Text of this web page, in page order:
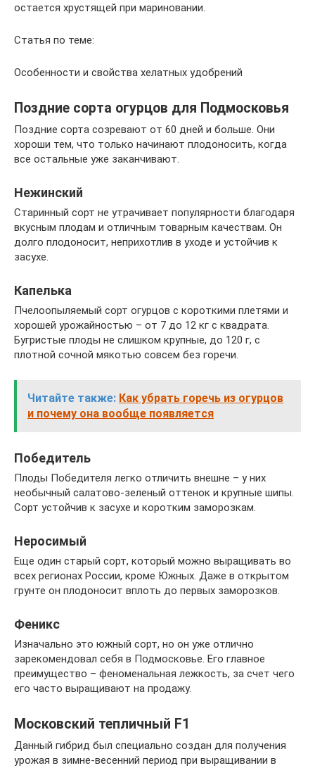
остается хрустящей при мариновании.
Статья по теме:
Особенности и свойства хелатных удобрений
Поздние сорта огурцов для Подмосковья
Поздние сорта созревают от 60 дней и больше. Они
хороши тем, что только начинают плодоносить, когда
все остальные уже заканчивают.
Нежинский
Старинный сорт не утрачивает популярности благодаря
вкусным плодам и отличным товарным качествам. Он
долго плодоносит, неприхотлив в уходе и устойчив к
засухе.
Капелька
Пчелоопыляемый сорт огурцов с короткими плетями и
хорошей урожайностью – от 7 до 12 кг с квадрата.
Бугристые плоды не слишком крупные, до 120 г, с
плотной сочной мякотью совсем без горечи.
Читайте также: Как убрать горечь из огурцов
и почему она вообще появляется
Победитель
Плоды Победителя легко отличить внешне – у них
необычный салатово-зеленый оттенок и крупные шипы.
Сорт устойчив к засухе и коротким заморозкам.
Неросимый
Еще один старый сорт, который можно выращивать во
всех регионах России, кроме Южных. Даже в открытом
грунте он плодоносит вплоть до первых заморозков.
Феникс
Изначально это южный сорт, но он уже отлично
зарекомендовал себя в Подмосковье. Его главное
преимущество – феноменальная лежкость, за счет чего
его часто выращивают на продажу.
Московский тепличный F1
Данный гибрид был специально создан для получения
урожая в зимне-весенний период при выращивании в